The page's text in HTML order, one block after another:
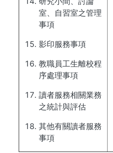
室、自習室之管理
事項
影印服務事項
教職員工生離校程
序處理事項
讀者服務相關業務
之統計與評估
其他有關讀者服務
事項